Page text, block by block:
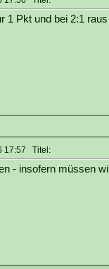
1 Pkt und bei 2:1 raus
17:57 Titel:
- insofern müssen